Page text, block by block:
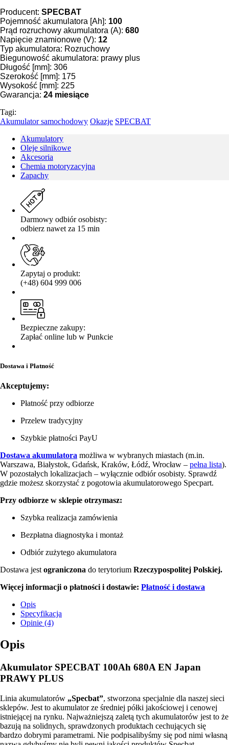
Producent: SPECBAT
Pojemność akumulatora [Ah]: 100
Prąd rozruchowy akumulatora (A): 680
Napięcie znamionowe (V): 12
Typ akumulatora: Rozruchowy
Biegunowość akumulatora: prawy plus
Długość [mm]: 306
Szerokość [mm]: 175
Wysokość [mm]: 225
Gwarancja: 24 miesiące
Tagi:
Akumulator samochodowy Okazje SPECBAT
Akumulatory
Oleje silnikowe
Akcesoria
Chemia motoryzacyjna
Zapachy
Darmowy odbiór osobisty:
odbierz nawet za 15 min
Zapytaj o produkt:
(+48) 604 999 006
Bezpieczne zakupy:
Zapłać online lub w Punkcie
Dostawa i Płatność
Akceptujemy:
Płatność przy odbiorze
Przelew tradycyjny
Szybkie płatności PayU
Dostawa akumulatora możliwa w wybranych miastach (m.in.
Warszawa, Białystok, Gdańsk, Kraków, Łódź, Wrocław – pełna lista).
W pozostałych lokalizacjach – wyłącznie odbiór osobisty. Sprawdź
gdzie możesz skorzystać z pogotowia akumulatorowego Specpart.
Przy odbiorze w sklepie otrzymasz:
Szybka realizacja zamówienia
Bezpłatna diagnostyka i montaż
Odbiór zużytego akumulatora
Dostawa jest ograniczona do terytorium Rzeczypospolitej Polskiej.
Więcej informacji o płatności i dostawie: Płatność i dostawa
Opis
Specyfikacja
Opinie (4)
Opis
Akumulator SPECBAT 100Ah 680A EN Japan
PRAWY PLUS
Linia akumulatorów „Specbat”, stworzona specjalnie dla naszej sieci
sklepów. Jest to akumulator ze średniej półki jakościowej i cenowej
istniejącej na rynku. Najważniejszą zaletą tych akumulatorów jest to że
bazują na solidnych, sprawdzonych produktach cechujących się
bardzo dobrymi parametrami. Nie podpisalibyśmy się pod nimi własną